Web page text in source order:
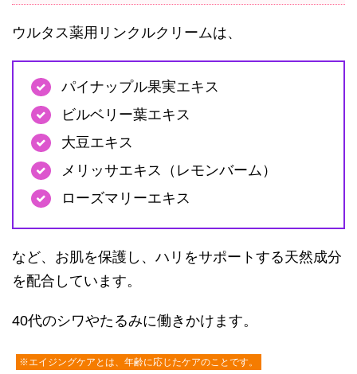
ウルタス薬用リンクルクリームは、
パイナップル果実エキス
ビルベリー葉エキス
大豆エキス
メリッサエキス（レモンバーム）
ローズマリーエキス
など、お肌を保護し、ハリをサポートする天然成分
を配合しています。
40代のシワやたるみに働きかけます。
※エイジングケアとは、年齢に応じたケアのことです。